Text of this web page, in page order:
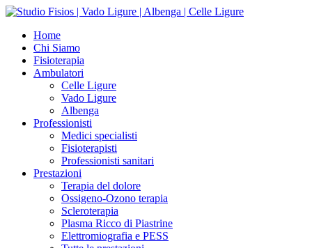
Home
Chi Siamo
Fisioterapia
Ambulatori
Celle Ligure
Vado Ligure
Albenga
Professionisti
Medici specialisti
Fisioterapisti
Professionisti sanitari
Prestazioni
Terapia del dolore
Ossigeno-Ozono terapia
Scleroterapia
Plasma Ricco di Piastrine
Elettromiografia e PESS